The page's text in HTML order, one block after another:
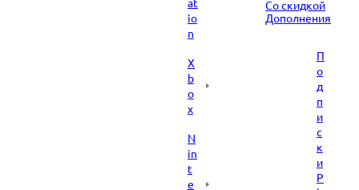
io
n
X
b
o
x
N
in
t
e
Со скидкой
Дополнения
П
о
д
п
и
с
к
и
P